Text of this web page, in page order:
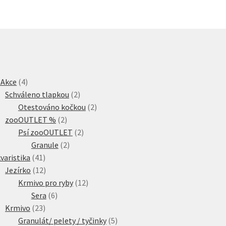
44
produkty
Schváleno tlapkou 22
produkty
Otestováno kočkou 22
zooOUTLET % 22
produkty
Psí zooOUTLET 22
Granule 22
4141
produktů
Jezírko 1212
produktů
Krmivo pro ryby 1212
Sera 66
Krmivo 2323
produktů
Granulát/ pelety / tyčinky 55